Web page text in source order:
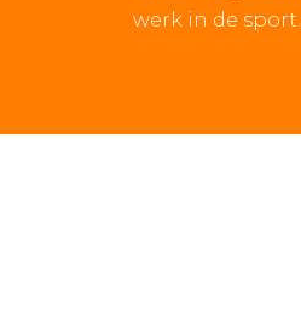
werk in de sport.